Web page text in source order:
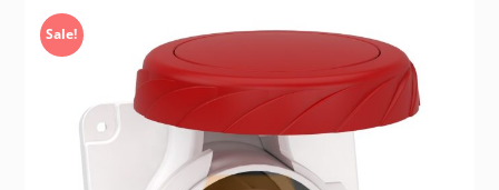
Sale!